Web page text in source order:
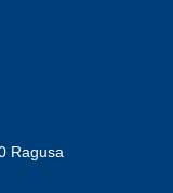
Ragusa